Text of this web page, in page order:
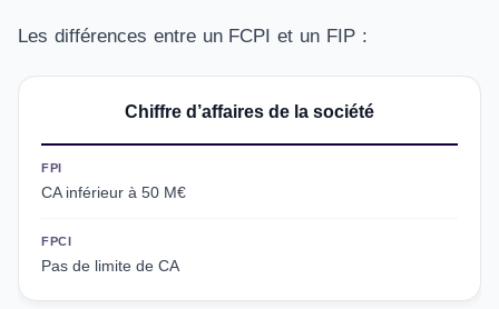
Les différences entre un FCPI et un FIP :
Chiffre d’affaires de la société
FPI
CA inférieur à 50 M€
FPCI
Pas de limite de CA